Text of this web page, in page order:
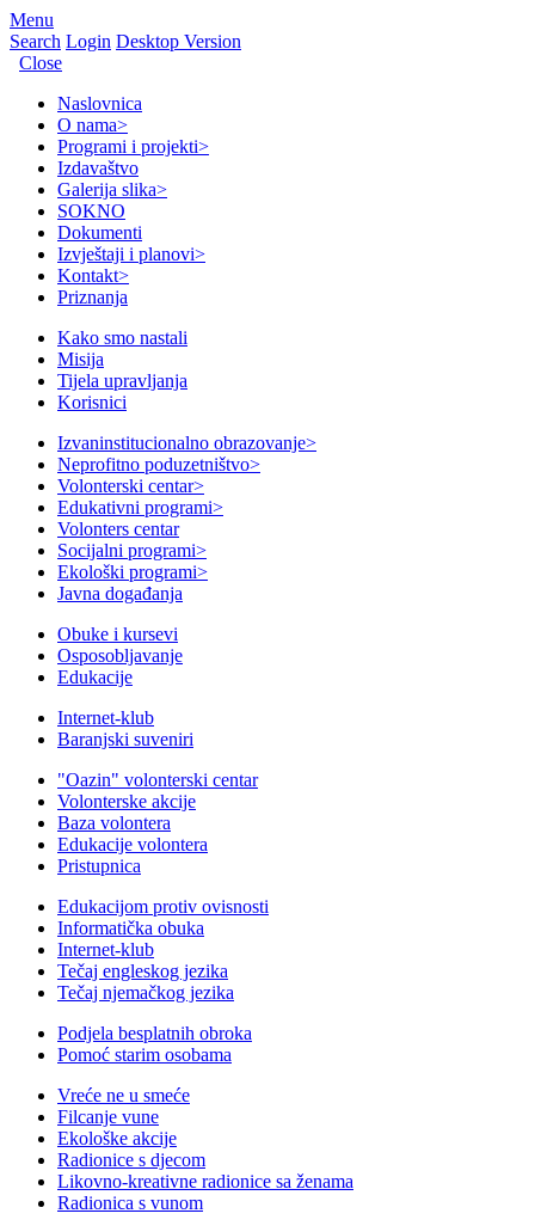
Menu
Search Login Desktop Version
Close
Naslovnica
O nama>
Programi i projekti>
Izdavaštvo
Galerija slika>
SOKNO
Dokumenti
Izvještaji i planovi>
Kontakt>
Priznanja
Kako smo nastali
Misija
Tijela upravljanja
Korisnici
Izvaninstitucionalno obrazovanje>
Neprofitno poduzetništvo>
Volonterski centar>
Edukativni programi>
Volonters centar
Socijalni programi>
Ekološki programi>
Javna događanja
Obuke i kursevi
Osposobljavanje
Edukacije
Internet-klub
Baranjski suveniri
"Oazin" volonterski centar
Volonterske akcije
Baza volontera
Edukacije volontera
Pristupnica
Edukacijom protiv ovisnosti
Informatička obuka
Internet-klub
Tečaj engleskog jezika
Tečaj njemačkog jezika
Podjela besplatnih obroka
Pomoć starim osobama
Vreće ne u smeće
Filcanje vune
Ekološke akcije
Radionice s djecom
Likovno-kreativne radionice sa ženama
Radionica s vunom